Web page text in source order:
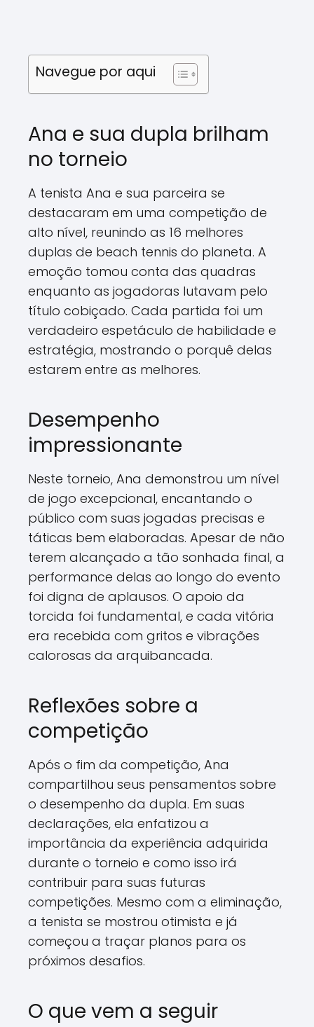
Navegue por aqui
Ana e sua dupla brilham
no torneio
A tenista Ana e sua parceira se
destacaram em uma competição de
alto nível, reunindo as 16 melhores
duplas de beach tennis do planeta. A
emoção tomou conta das quadras
enquanto as jogadoras lutavam pelo
título cobiçado. Cada partida foi um
verdadeiro espetáculo de habilidade e
estratégia, mostrando o porquê delas
estarem entre as melhores.
Desempenho
impressionante
Neste torneio, Ana demonstrou um nível
de jogo excepcional, encantando o
público com suas jogadas precisas e
táticas bem elaboradas. Apesar de não
terem alcançado a tão sonhada final, a
performance delas ao longo do evento
foi digna de aplausos. O apoio da
torcida foi fundamental, e cada vitória
era recebida com gritos e vibrações
calorosas da arquibancada.
Reflexões sobre a
competição
Após o fim da competição, Ana
compartilhou seus pensamentos sobre
o desempenho da dupla. Em suas
declarações, ela enfatizou a
importância da experiência adquirida
durante o torneio e como isso irá
contribuir para suas futuras
competições. Mesmo com a eliminação,
a tenista se mostrou otimista e já
começou a traçar planos para os
próximos desafios.
O que vem a seguir